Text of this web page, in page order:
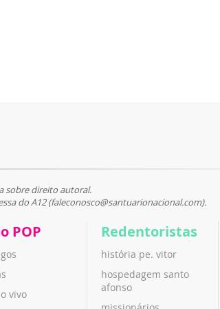
sobre direito autoral.
do A12 (faleconosco@santuarionacional.com).
POP
vivo
Redentoristas
história pe. vitor
hospedagem santo
afonso